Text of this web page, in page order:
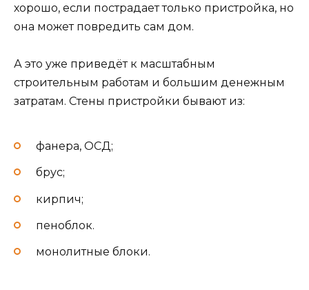
хорошо, если пострадает только пристройка, но
она может повредить сам дом.
А это уже приведёт к масштабным
строительным работам и большим денежным
затратам. Стены пристройки бывают из:
фанера, ОСД;
брус;
кирпич;
пеноблок.
монолитные блоки.